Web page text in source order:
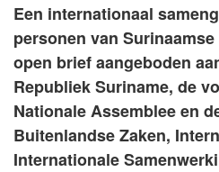
Een internationaal
personen van
open brief aangeboden
Republiek Suriname, de
Nationale Assemblee en
Buitenlandse Zaken,
Internationale